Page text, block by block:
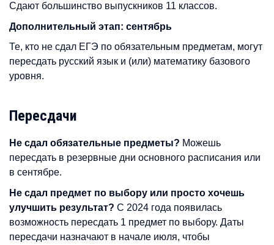
Сдают большинство выпускников 11 классов.
Дополнительный этап: сентябрь
Те, кто не сдал ЕГЭ по обязательным предметам, могут
пересдать русский язык и (или) математику базового
уровня.
Пересдачи
Не сдал обязательные предметы? Можешь
пересдать в резервные дни основного расписания или
в сентябре.
Не сдал предмет по выбору или просто хочешь
улучшить результат? С 2024 года появилась
возможность пересдать 1 предмет по выбору. Даты
пересдачи назначают в начале июля, чтобы